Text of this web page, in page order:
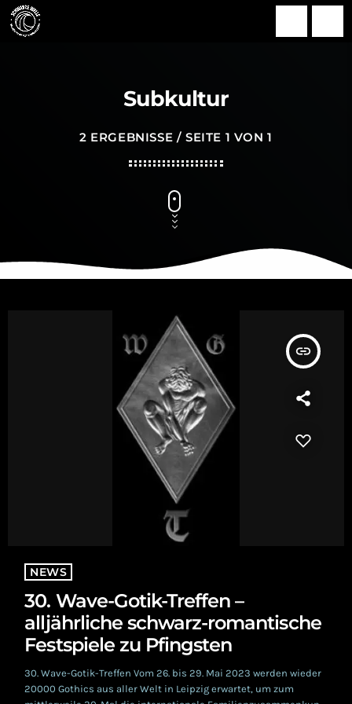
Subkultur
2 ERGEBNISSE / SEITE 1 VON 1
insert_link
NEWS
30. Wave-Gotik-Treffen –
alljährliche schwarz-romantische
Festspiele zu Pfingsten
30. Wave-Gotik-Treffen Vom 26. bis 29. Mai 2023 werden wieder
20000 Gothics aus aller Welt in Leipzig erwartet, um zum